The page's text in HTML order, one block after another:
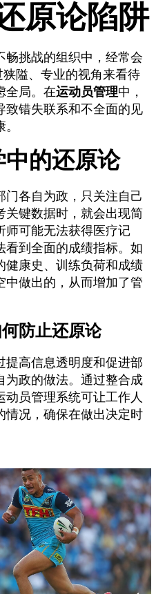
原论陷阱
畅挑战的组织中，经常会
隘、专业的视角来看待
全局。在运动员管理中，
致错失联系和不全面的见
的还原论
门各自为政，只关注自己
关键数据时，就会出现简
师可能无法获得医疗记
看到全面的成绩指标。如
健康史、训练负荷和成绩
中做出的，从而增加了管
防止还原论
提高信息透明度和促进部
为政的做法。通过整合成
员管理系统可让工作人
情况，确保在做出决定时